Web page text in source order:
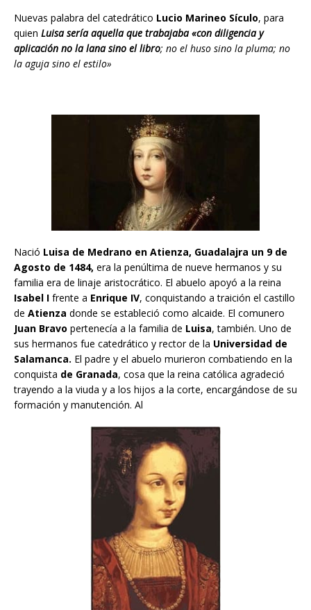
Nuevas palabra del catedrático Lucio Marineo Sículo, para
quien Luisa sería aquella que trabajaba «con diligencia y
aplicación no la lana sino el libro; no el huso sino la pluma; no
la aguja sino el estilo»
Nació Luisa de Medrano en Atienza, Guadalajra un 9 de
Agosto de 1484, era la penúltima de nueve hermanos y su
familia era de linaje aristocrático. El abuelo apoyó a la reina
Isabel I frente a Enrique IV, conquistando a traición el castillo
de Atienza donde se estableció como alcaide. El comunero
Juan Bravo pertenecía a la familia de Luisa, también. Uno de
sus hermanos fue catedrático y rector de la Universidad de
Salamanca. El padre y el abuelo murieron combatiendo en la
conquista de Granada, cosa que la reina católica agradeció
trayendo a la viuda y a los hijos a la corte, encargándose de su
formación y manutención. Al